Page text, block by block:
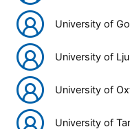
University of
University of
University of
University of